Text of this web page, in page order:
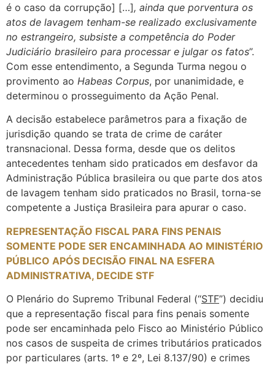
é o caso da corrupção] […], ainda que porventura os
atos de lavagem tenham-se realizado exclusivamente
no estrangeiro, subsiste a competência do Poder
Judiciário brasileiro para processar e julgar os fatos”.
Com esse entendimento, a Segunda Turma negou o
provimento ao Habeas Corpus, por unanimidade, e
determinou o prosseguimento da Ação Penal.
A decisão estabelece parâmetros para a fixação de
jurisdição quando se trata de crime de caráter
transnacional. Dessa forma, desde que os delitos
antecedentes tenham sido praticados em desfavor da
Administração Pública brasileira ou que parte dos atos
de lavagem tenham sido praticados no Brasil, torna-se
competente a Justiça Brasileira para apurar o caso.
REPRESENTAÇÃO FISCAL PARA FINS PENAIS
SOMENTE PODE SER ENCAMINHADA AO MINISTÉRIO
PÚBLICO APÓS DECISÃO FINAL NA ESFERA
ADMINISTRATIVA, DECIDE STF
O Plenário do Supremo Tribunal Federal (“STF”) decidiu
que a representação fiscal para fins penais somente
pode ser encaminhada pelo Fisco ao Ministério Público
nos casos de suspeita de crimes tributários praticados
por particulares (arts. 1º e 2º, Lei 8.137/90) e crimes